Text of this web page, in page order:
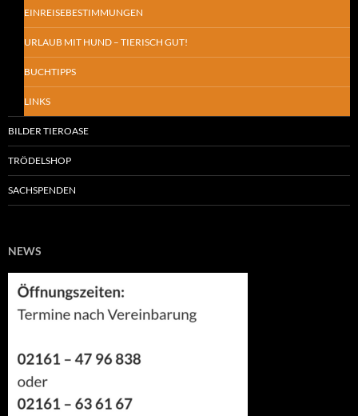
EINREISEBESTIMMUNGEN
URLAUB MIT HUND – TIERISCH GUT!
BUCHTIPPS
LINKS
BILDER TIEROASE
TRÖDELSHOP
SACHSPENDEN
NEWS